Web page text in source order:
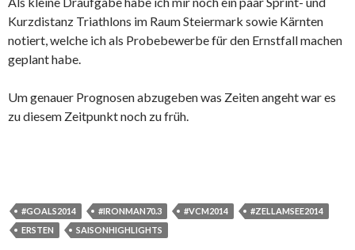
Kurzdistanz Triathlons im Raum Steiermark sowie Kärnten
notiert, welche ich als Probebewerbe für den Ernstfall machen
geplant habe.
Um genauer Prognosen abzugeben was Zeiten angeht war es
zu diesem Zeitpunkt noch zu früh.
#GOALS2014 #IRONMAN70.3 #VCM2014
#ZELLAMSEE2014
ERSTEN
SAISONHIGHLIGHTS